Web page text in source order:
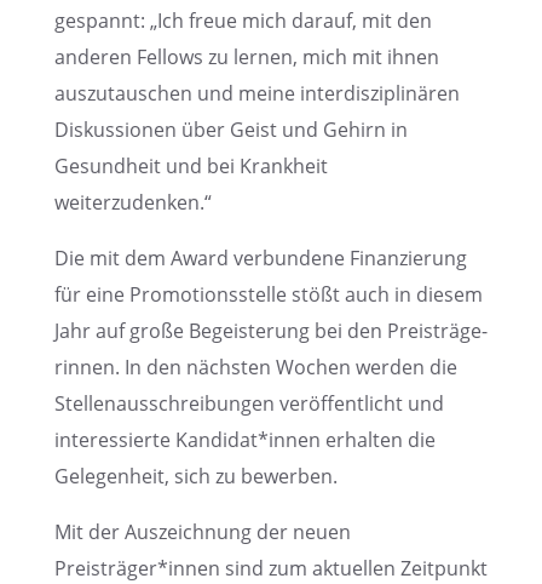
gespannt: „Ich freue mich darauf, mit den
anderen Fellows zu lernen, mich mit ihnen
auszu­tau­schen und meine inter­dis­zi­pli­nä­ren
Diskus­sio­nen über Geist und Gehirn in
Gesund­heit und bei Krank­heit
weiterzudenken.“
Die mit dem Award verbun­dene Finan­zie­rung
für eine Promo­ti­ons­stelle stößt auch in diesem
Jahr auf große Begeis­te­rung bei den Preis­trä­ge­
rin­nen. In den nächs­ten Wochen werden die
Stellen­aus­schrei­bun­gen veröf­fent­licht und
inter­es­sierte Kandidat*innen erhal­ten die
Gelegen­heit, sich zu bewerben.
Mit der Auszeich­nung der neuen
Preisträger*innen sind zum aktuel­len Zeitpunkt